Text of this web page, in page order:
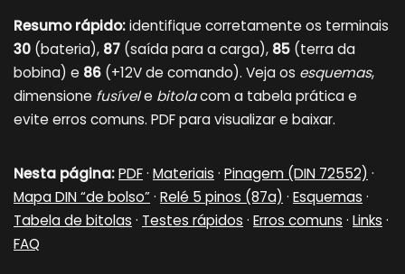
Resumo rápido:identifique corretamente os terminais
30 (bateria), 87 (saída para a carga), 85 (terra da
bobina) e 86 (+12V de comando). Veja os esquemas,
dimensione fusívele bitolacom a tabela prática e
evite erros comuns. PDF para visualizar e baixar.
Nesta página:PDF· Materiais · Pinagem (DIN 72552) ·
Mapa DIN “de bolso”· Relé 5 pinos (87a) · Esquemas ·
Tabela de bitolas · Testes rápidos · Erros comuns · Links ·
FAQ